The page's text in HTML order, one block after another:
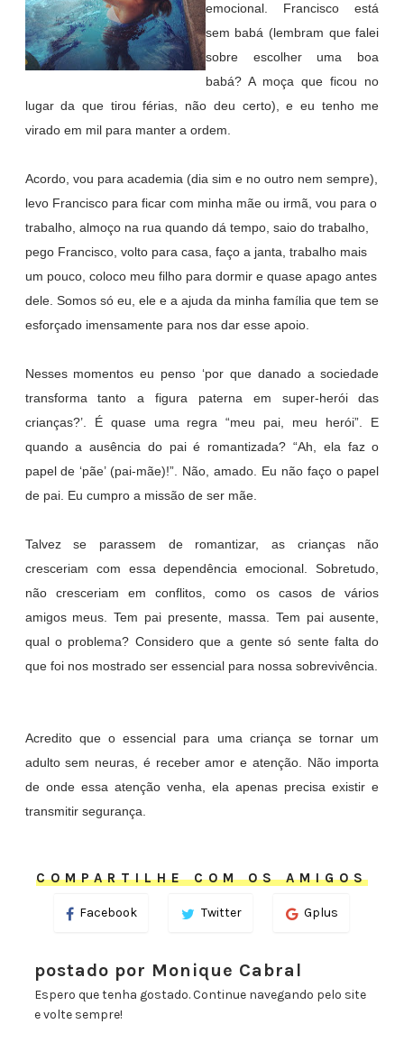
emocional. Francisco está
sem babá (lembram que falei
sobre escolher uma boa
babá? A moça que ficou no
lugar da que tirou férias, não deu certo), e eu tenho me
virado em mil para manter a ordem.
Acordo, vou para academia (dia sim e no outro nem sempre),
levo Francisco para ficar com minha mãe ou irmã, vou para o
trabalho, almoço na rua quando dá tempo, saio do trabalho,
pego Francisco, volto para casa, faço a janta, trabalho mais
um pouco, coloco meu filho para dormir e quase apago antes
dele. Somos só eu, ele e a ajuda da minha família que tem se
esforçado imensamente para nos dar esse apoio.
Nesses momentos eu penso ‘por que danado a sociedade
transforma tanto a figura paterna em super-herói das
crianças?’. É quase uma regra “meu pai, meu herói”. E
quando a ausência do pai é romantizada? “Ah, ela faz o
papel de ‘pãe’ (pai-mãe)!”. Não, amado. Eu não faço o papel
de pai. Eu cumpro a missão de ser mãe.
Talvez se parassem de romantizar, as crianças não
cresceriam com essa dependência emocional. Sobretudo,
não cresceriam em conflitos, como os casos de vários
amigos meus. Tem pai presente, massa. Tem pai ausente,
qual o problema? Considero que a gente só sente falta do
que foi nos mostrado ser essencial para nossa sobrevivência.
Acredito que o essencial para uma criança se tornar um
adulto sem neuras, é receber amor e atenção. Não importa
de onde essa atenção venha, ela apenas precisa existir e
transmitir segurança.
COMPARTILHE COM OS AMIGOS
Facebook Twitter Gplus
postado por Monique Cabral
Espero que tenha gostado. Continue navegando pelo site
e volte sempre!